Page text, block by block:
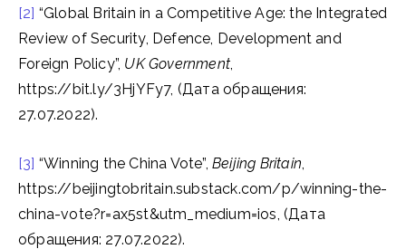
[2] “Global Britain in a Competitive Age: the Integrated
Review of Security, Defence, Development and
Foreign Policy”, UK Government,
https://bit.ly/3HjYFy7, (Дата обращения:
27.07.2022).
[3] “Winning the China Vote”,Beijing Britain,
https://beijingtobritain.substack.com/p/winning-the-
china-vote?r=ax5st&utm_medium=ios, (Дата
обращения: 27.07.2022).